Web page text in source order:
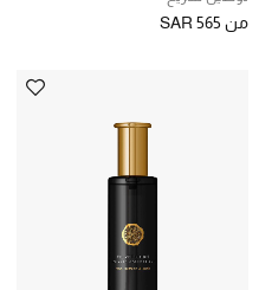
من SAR 565